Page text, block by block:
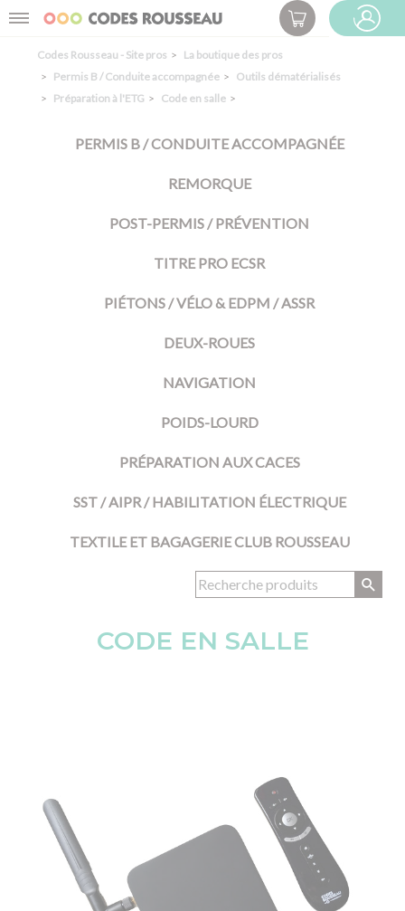
Menu
Codes Rousseau - Site pros
La boutique des pros
Permis B / Conduite accompagnée
Outils dématérialisés
Préparation à l'ETG
Code en salle
PERMIS B / CONDUITE ACCOMPAGNÉE
REMORQUE
POST-PERMIS / PRÉVENTION
TITRE PRO ECSR
PIÉTONS / VÉLO & EDPM / ASSR
DEUX-ROUES
NAVIGATION
POIDS-LOURD
PRÉPARATION AUX CACES
SST / AIPR / HABILITATION ÉLECTRIQUE
TEXTILE ET BAGAGERIE CLUB ROUSSEAU
CODE EN SALLE
Panneau de gestion des cookies